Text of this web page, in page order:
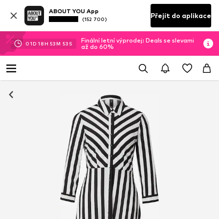
ABOUT YOU App
(152 700) Přejít do aplikace
01D 18H 53M 53 S
Finální letní výprodej: Deals se slevami
až do 60%